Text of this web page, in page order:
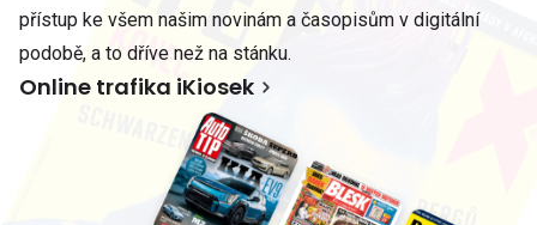
přístup ke všem našim novinám a časopisům v digitální
podobě, a to dříve než na stánku.
Online trafika iKiosek